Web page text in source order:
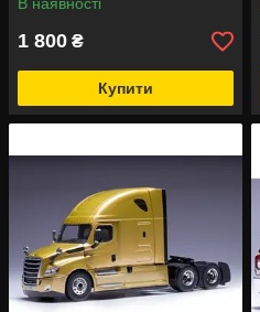
1 800 ₴
Купити